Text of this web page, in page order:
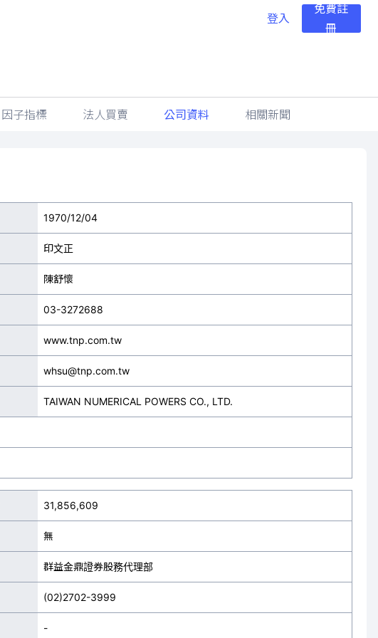
登入
免費註
冊
因子指標 法人買賣 公司資料 相關新聞
1970/12/04
印文正
陳舒懷
03-3272688
www.tnp.com.tw
whsu@tnp.com.tw
TAIWAN NUMERICAL POWERS CO., LTD.
31,856,609
無
群益金鼎證券股務代理部
(02)2702-3999
-